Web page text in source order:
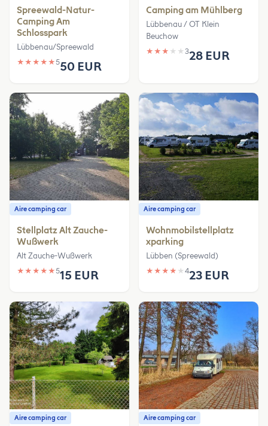
Spreewald-Natur-
Camping Am
Schlosspark
Lübbenau/Spreewald
★ ★ ★ ★ ★550 EUR
Camping am Mühlberg
Lübbenau / OT Klein
Beuchow
★ ★ ★ ★ ★ 328 EUR
Aire camping car
Stellplatz Alt Zauche-
Wußwerk
Alt Zauche-Wußwerk
★ ★ ★ ★ ★515 EUR
Aire camping car
Wohnmobilstellplatz
xparking
Lübben (Spreewald)
★ ★ ★ ★ ★ 423 EUR
Aire camping car Aire camping car